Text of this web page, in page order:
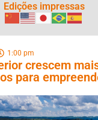
Edições impressas
1:00 pm
crescem
para